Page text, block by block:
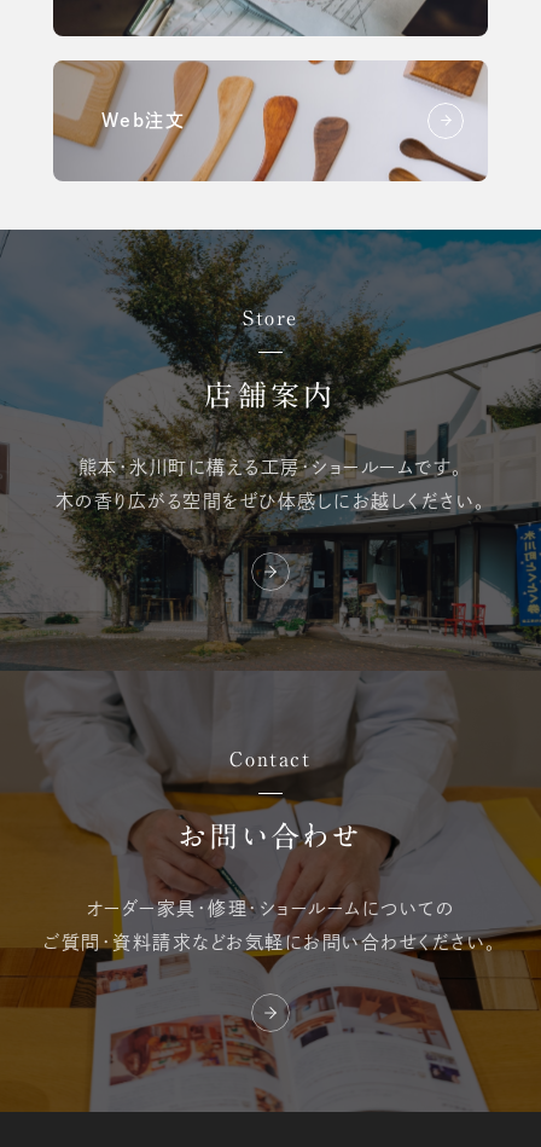
Web注文
Store
店舗案内
熊本・氷川町に構える工房・ショールームです。
木の香り広がる空間をぜひ体感しにお越しください。
Contact
お問い合わせ
オーダー家具・修理・ ショールームについての
ご質問・資料請求などお気軽にお問い合わせください。